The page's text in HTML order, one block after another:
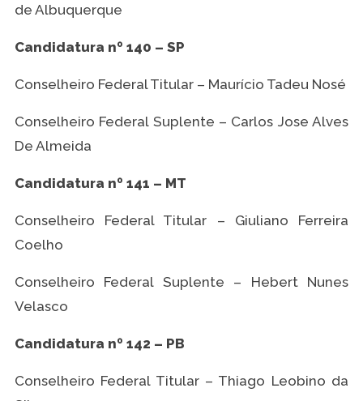
de Albuquerque
Candidatura nº 140 – SP
Conselheiro Federal Titular – Maurício Tadeu Nosé
Conselheiro Federal Suplente – Carlos Jose Alves
De Almeida
Candidatura nº 141 – MT
Conselheiro Federal Titular – Giuliano Ferreira
Coelho
Conselheiro Federal Suplente – Hebert Nunes
Velasco
Candidatura nº 142 – PB
Conselheiro Federal Titular – Thiago Leobino da